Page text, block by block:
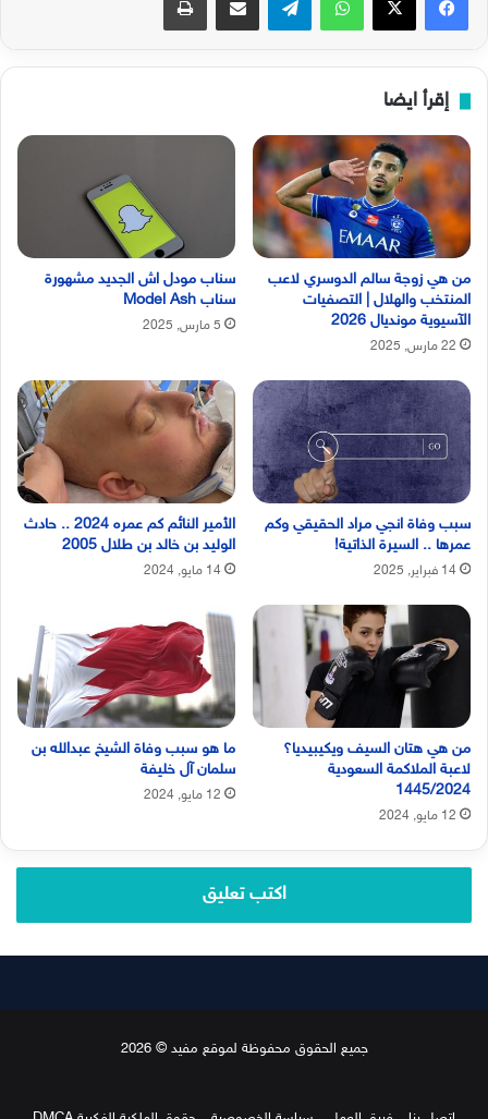
إقرأ ايضا
من هي زوجة سالم الدوسري لاعب
المنتخب والهلال | التصفيات
الآسيوية مونديال 2026
22 مارس, 2025
سناب مودل اش الجديد مشهورة
سناب Model Ash
5 مارس, 2025
سبب وفاة انجي مراد الحقيقي وكم
عمرها .. السيرة الذاتية!
14 فبراير, 2025
الأمير النائم كم عمره 2024 .. حادث
الوليد بن خالد بن طلال 2005
14 مايو, 2024
من هي هتان السيف ويكيبيديا؟
لاعبة الملاكمة السعودية
1445/2024
12 مايو, 2024
ما هو سبب وفاة الشيخ عبدالله بن
سلمان آل خليفة
12 مايو, 2024
اكتب تعليق
جميع الحقوق محفوظة لموقع مفيد © 2026